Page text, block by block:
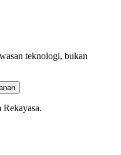
teknologi, bukan